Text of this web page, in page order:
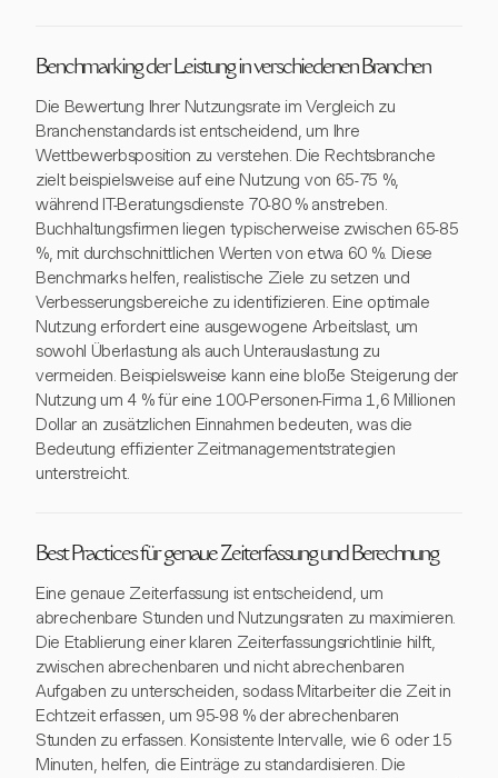
Benchmarking der Leistung in verschiedenen Branchen
Die Bewertung Ihrer Nutzungsrate im Vergleich zu
Branchenstandards ist entscheidend, um Ihre
Wettbewerbsposition zu verstehen. Die Rechtsbranche
zielt beispielsweise auf eine Nutzung von 65-75 %,
während IT-Beratungsdienste 70-80 % anstreben.
Buchhaltungsfirmen liegen typischerweise zwischen 65-85
%, mit durchschnittlichen Werten von etwa 60 %. Diese
Benchmarks helfen, realistische Ziele zu setzen und
Verbesserungsbereiche zu identifizieren. Eine optimale
Nutzung erfordert eine ausgewogene Arbeitslast, um
sowohl Überlastung als auch Unterauslastung zu
vermeiden. Beispielsweise kann eine bloße Steigerung der
Nutzung um 4 % für eine 100-Personen-Firma 1,6 Millionen
Dollar an zusätzlichen Einnahmen bedeuten, was die
Bedeutung effizienter Zeitmanagementstrategien
unterstreicht.
Best Practices für genaue Zeiterfassung und Berechnung
Eine genaue Zeiterfassung ist entscheidend, um
abrechenbare Stunden und Nutzungsraten zu maximieren.
Die Etablierung einer klaren Zeiterfassungsrichtlinie hilft,
zwischen abrechenbaren und nicht abrechenbaren
Aufgaben zu unterscheiden, sodass Mitarbeiter die Zeit in
Echtzeit erfassen, um 95-98 % der abrechenbaren
Stunden zu erfassen. Konsistente Intervalle, wie 6 oder 15
Minuten, helfen, die Einträge zu standardisieren. Die